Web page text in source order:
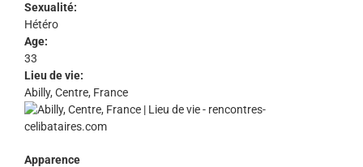
Sexualité:
Hétéro
Age:
33
Lieu de vie:
Abilly, Centre, France
Apparence